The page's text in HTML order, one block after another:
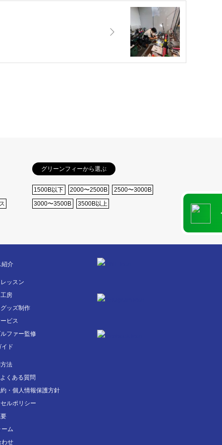
グリーンフィーから選ぶ
1500B以下 2000〜2500B
2500〜3000B
3000〜3500B
3500B以上
紹介
ッスン
房
ッズ制作
ビス
ファー監修
イド
法
くある質問
・個人情報保護方針
ルポリシー
ム
わせ